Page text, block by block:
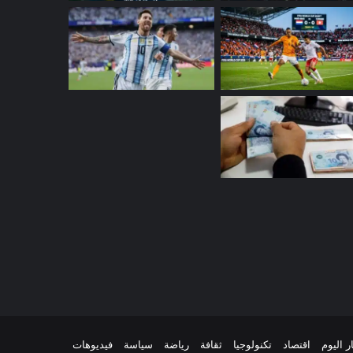
اليوم اقتصاد تكنولوجيا ثقافة رياضة سياسة فيديوهات